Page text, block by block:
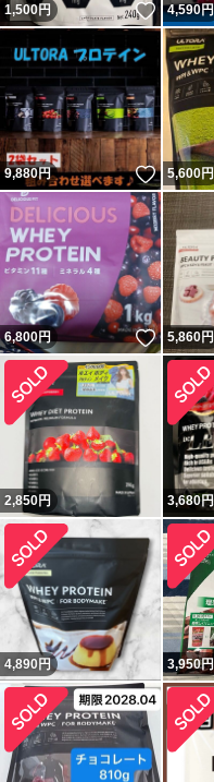
1,500円 いいね
4,590円
9,880円 いいね
5,600円
6,800円 いいね
5,860円
2,850円 3,680円
4,890 円 3,950円